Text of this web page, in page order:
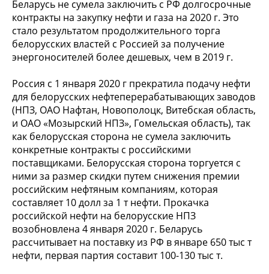
Беларусь не сумела заключить с РФ долгосрочные
контракты на закупку нефти и газа на 2020 г. Это
стало результатом продолжительного торга
белорусских властей с Россией за получение
энергоносителей более дешевых, чем в 2019 г.
Россия с 1 января 2020 г прекратила подачу нефти
для белорусских нефтеперерабатывающих заводов
(НПЗ, ОАО Нафтан, Новополоцк, Витебская область,
и ОАО «Мозырский НПЗ», Гомельская область), так
как белорусская сторона не сумела заключить
конкретные контракты с российскими
поставщиками. Белорусская сторона торгуется с
ними за размер скидки путем снижения премии
российским нефтяным компаниям, которая
составляет 10 долл за 1 т нефти. Прокачка
российской нефти на белорусские НПЗ
возобновлена 4 января 2020 г. Беларусь
рассчитывает на поставку из РФ в январе 650 тыс т
нефти, первая партия составит 100-130 тыс т.